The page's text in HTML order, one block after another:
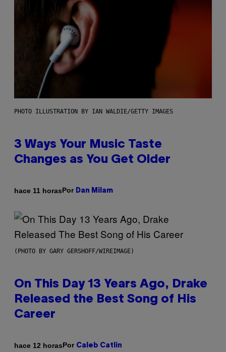
PHOTO ILLUSTRATION BY IAN WALDIE/GETTY IMAGES
3 Ways Your Music Taste
Changes as You Get Older
hace 11 horasPor Dan Milam
(PHOTO BY GARY GERSHOFF/WIREIMAGE)
On This Day 13 Years Ago, Drake
Released the Best Song of His
Career
hace 12 horasPor Caleb Catlin